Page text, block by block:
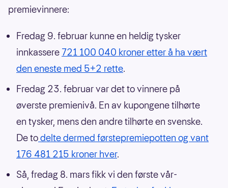
premievinnere:
Fredag 9. februar kunne en heldig tysker
innkassere 721 100 040 kroner etter å ha vært
den eneste med 5+2 rette.
Fredag 23. februar var det to vinnere på
øverste premienivå. En av kupongene tilhørte
en tysker, mens den andre tilhørte en svenske.
De todelte dermed førstepremiepotten og vant
176 481 215 kroner hver.
Så, fredag 8. mars fikk vi den første vår-